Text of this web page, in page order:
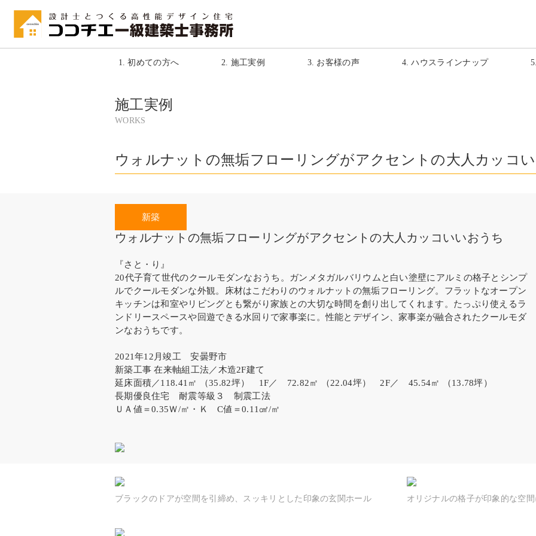
1. 初めての方へ 2. 施工実例 3. お客様の声 4. ハウスラインナップ
施工実例
WORKS
ウォルナットの無垢フローリングがアクセントの大人カッコ
ウォルナットの無垢フローリングがアクセントの大人カッコいいおうち
『さと・り』
20代子育て世代のクールモダンなおうち。ガンメタガルバリウムと白い塗壁にアルミの格子とシンプ
ルでクールモダンな外観。床材はこだわりのウォルナットの無垢フローリング。フラットなオープン
キッチンは和室やリビングとも繋がり家族との大切な時間を創り出してくれます。たっぷり使えるラ
ンドリースペースや回遊できる水回りで家事楽に。性能とデザイン、家事楽が融合されたクールモダ
ンなおうちです。
2021年12月竣工 安曇野市
新築工事 在来軸組工法／木造2F建て
延床面積／118.41㎡ （35.82坪） 1F／ 72.82㎡ （22.04坪） 2F／ 45.54㎡ （13.78坪）
長期優良住宅 耐震等級３ 制震工法
ＵＡ値＝0.35Ｗ/㎡・Ｋ C値＝0.11㎠/㎡
ブラックのドアが空間を引締め、スッキリとした印象の玄関ホール オリジナルの格子が印象的な空